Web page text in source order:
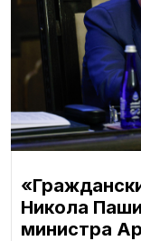
Никола
министра